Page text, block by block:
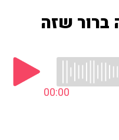
ברור שזה
00:00